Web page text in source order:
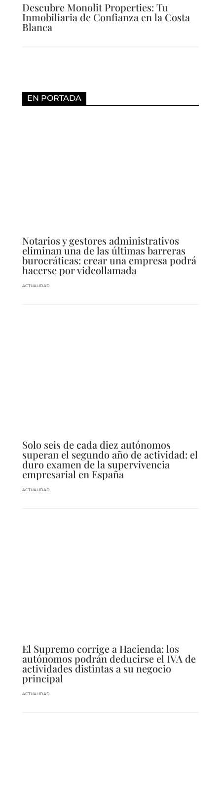
Descubre Monolit Properties: Tu
Inmobiliaria de Confianza en la Costa
Blanca
EN PORTADA
Notarios y gestores administrativos
eliminan una de las últimas barreras
burocráticas: crear una empresa podrá
hacerse por videollamada
ACTUALIDAD
Solo seis de cada diez autónomos
superan el segundo año de actividad: el
duro examen de la supervivencia
empresarial en España
ACTUALIDAD
El Supremo corrige a Hacienda: los
autónomos podrán deducirse el IVA de
actividades distintas a su negocio
principal
ACTUALIDAD